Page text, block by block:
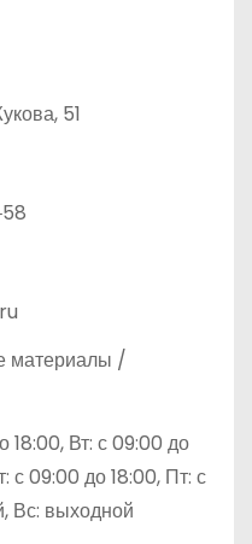
51
материалы /
Вт: с 09:00 до
с 09:00 до 18:00, Пт: с
Вс: выходной